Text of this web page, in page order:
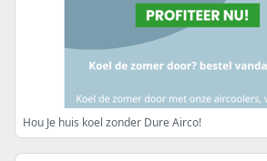
Hou Je huis koel zonder Dure Airco!